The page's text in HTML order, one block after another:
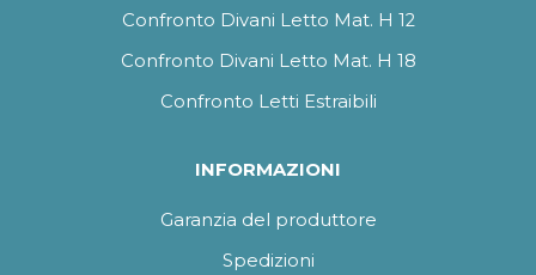
Confronto Divani Letto Mat. H 12
Confronto Divani Letto Mat. H 18
Confronto Letti Estraibili
INFORMAZIONI
Garanzia del produttore
Spedizioni